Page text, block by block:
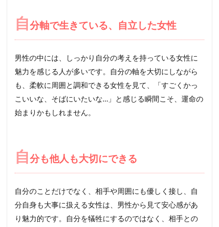
自分軸で生きている、自立した女性
男性の中には、しっかり自分の考えを持っている女性に
魅力を感じる人が多いです。自分の軸を大切にしながら
も、柔軟に周囲と調和できる女性を見て、「すごくかっ
こいいな、そばにいたいな…」と感じる瞬間こそ、運命の
始まりかもしれません。
自分も他人も大切にできる
自分のことだけでなく、相手や周囲にも優しく接し、自
分自身も大事に扱える女性は、男性から見て安心感があ
り魅力的です。自分を犠牲にするのではなく、相手との